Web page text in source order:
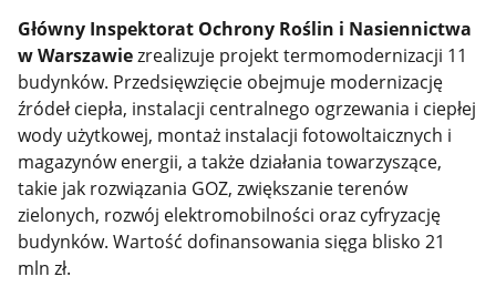
Główny Inspektorat Ochrony Roślin i Nasiennictwa
w Warszawiezrealizuje projekt termomodernizacji 11
budynków. Przedsięwzięcie obejmuje modernizację
źródeł ciepła, instalacji centralnego ogrzewania i ciepłej
wody użytkowej, montaż instalacji fotowoltaicznych i
magazynów energii, a także działania towarzyszące,
takie jak rozwiązania GOZ, zwiększanie terenów
zielonych, rozwój elektromobilności oraz cyfryzację
budynków. Wartość dofinansowania sięga blisko 21
mln zł.